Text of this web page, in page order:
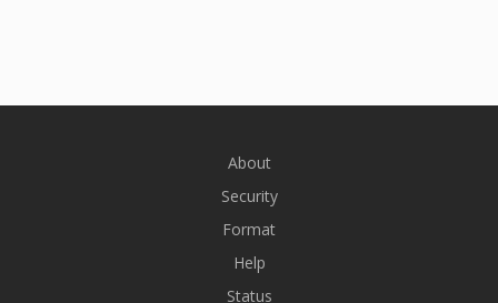
About
Security
Format
Help
Status